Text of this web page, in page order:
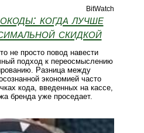
BitWatch
когда лучше
скидкой
не просто повод навести
подход к переосмыслению
Разница между
экономией часто
кода, введенных на кассе,
бренда уже проседает.